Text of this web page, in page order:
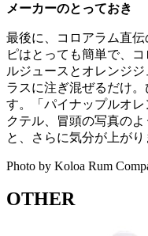
メーカーのとっておき
最後に、コロアラム直
ピはとっても簡単で、
ルジュースとオレンジ
ラスに注ぎ混ぜるだけ
す。「パイナップルオ
クテル、冒頭の写真の
と、さらに気分が上がり
Photo by Koloa Rum
OTHER